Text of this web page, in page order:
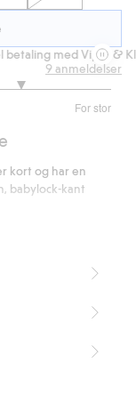
betaling med Vipps &
For stor
9 anmeldelser
kort og har en
babylock-kant